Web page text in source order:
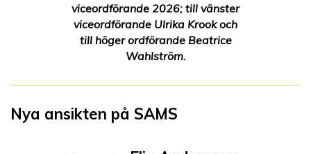
viceordförande 2026; till vänster
viceordförande Ulrika Krook och
till höger ordförande Beatrice
Wahlström.
Nya ansikten på SAMS